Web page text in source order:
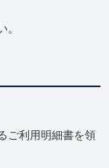
。
ご利用明細書を領